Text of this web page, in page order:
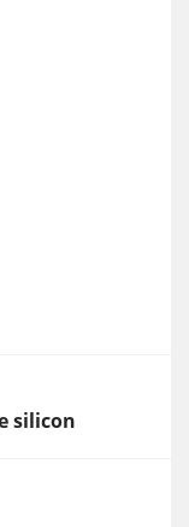
silicon